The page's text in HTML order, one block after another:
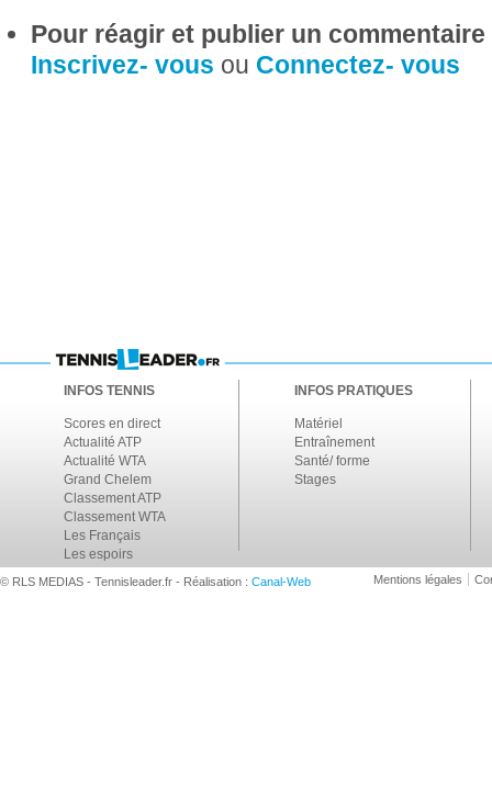
Pour réagir et publier un
Inscrivez- vous ou Connectez- vous
INFOS TENNIS
Scores en direct
Actualité ATP
Actualité WTA
Grand Chelem
Classement ATP
Classement WTA
Les Français
Les espoirs
INFOS PRATIQUES
Matériel
Entraînement
Santé/ forme
Stages
© RLS MEDIAS - Tennisleader.fr - Réalisation : Canal-Web Mentions légales